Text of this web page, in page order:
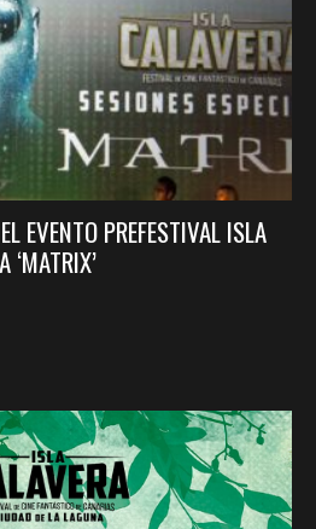
EVENTO PREFESTIVAL ISLA
‘MATRIX’